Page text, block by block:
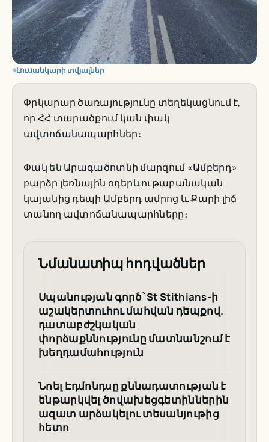
Լուսանկարի տվյալներ
Փրկարար ծառայությունը տեղեկացնում է,
որ ՀՀ տարածքում կան փակ
ավտոճանապարհներ։
Փակ են Արագածոտնի մարզում «Ամբերդ»
բարձր լեռնային օդերևութաբանական
կայանից դեպի Ամբերդ ամրոց և Քարի լիճ
տանող ավտոճանապարհները։
Նմանատիպ հոդվածներ
Սպանության գործ՝ St Stithians-ի
աշակերտուհու մահվան դեպքով.
դատաբժշկական
փորձաքննությունը մատնանշում է
խեղդամահություն
Նոել Էդմոնդսը քննադատության է
ենթարկվել ծովախեցգետիններին
ազատ արձակելու տեսանյութից
հետո